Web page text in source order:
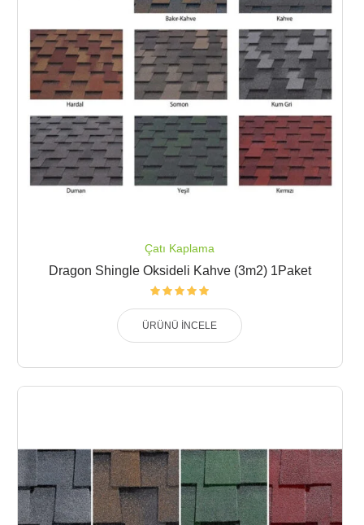
Çatı Kaplama
Dragon Shingle Oksideli Kahve (3m2) 1Paket
ÜRÜNÜ İNCELE